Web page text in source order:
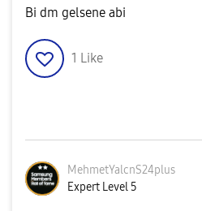
Bi dm gelsene abi
1 Like
MehmetYalcnS24plus
Expert Level 5